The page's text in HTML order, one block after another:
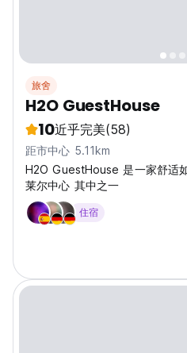
旅舍
H2O GuestHouse
10近乎完美(58)
距市中心 5.11km
H2O GuestHouse 是一家舒适
莱尔中心 其中之一
住宿